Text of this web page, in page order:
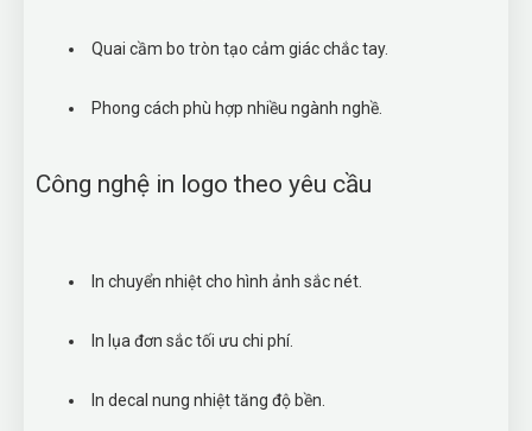
Quai cầm bo tròn tạo cảm giác chắc tay.
Phong cách phù hợp nhiều ngành nghề.
Công nghệ in logo theo yêu cầu
In chuyển nhiệt cho hình ảnh sắc nét.
In lụa đơn sắc tối ưu chi phí.
In decal nung nhiệt tăng độ bền.